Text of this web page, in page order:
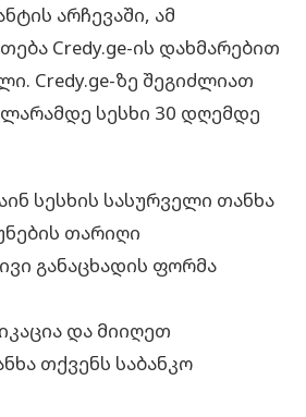
არჩევაში, ამ
Credy.ge-ის დახმარებით
Credy.ge-ზე შეგიძლიათ
სესხი 30 დღემდე
სესხის სასურველი თანხა
თარიღი
განაცხადის ფორმა
და მიიღეთ
თქვენს საბანკო